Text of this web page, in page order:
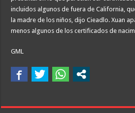
incluidos algunos de fuera de California,
la madre de los niños, dijo Cieadlo. Xuan
menos algunos de los certificados de
GML